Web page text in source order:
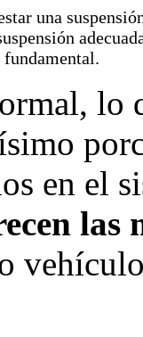
una
fundamental.
lo
en el
las